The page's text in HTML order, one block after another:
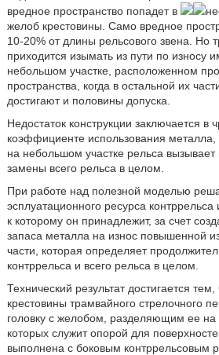
вредное пространство попадет в
желоб крестовины. Само вредное
10-20% от длины рельсового звена. Но
приходится изымать из пути по износу
небольшом участке, расположенном
пространства, когда в остальной их
достигают и половины допуска.
Недостаток конструкции заключается в
коэффициенте использования металла,
на небольшом участке рельса вызывает
замены всего рельса в целом.
При работе над полезной моделью
эсплуатационного ресурса контррельса
к которому он принадлежит, за счет
запаса металла на износ повышенной
части, которая определяет
контррельса и всего рельса в целом.
Технический результат достигается тем,
крестовины трамвайного стрелочного
головку с желобом, разделяющим ее на
которых служит опорой для
выполнена с боковым контррельсовым